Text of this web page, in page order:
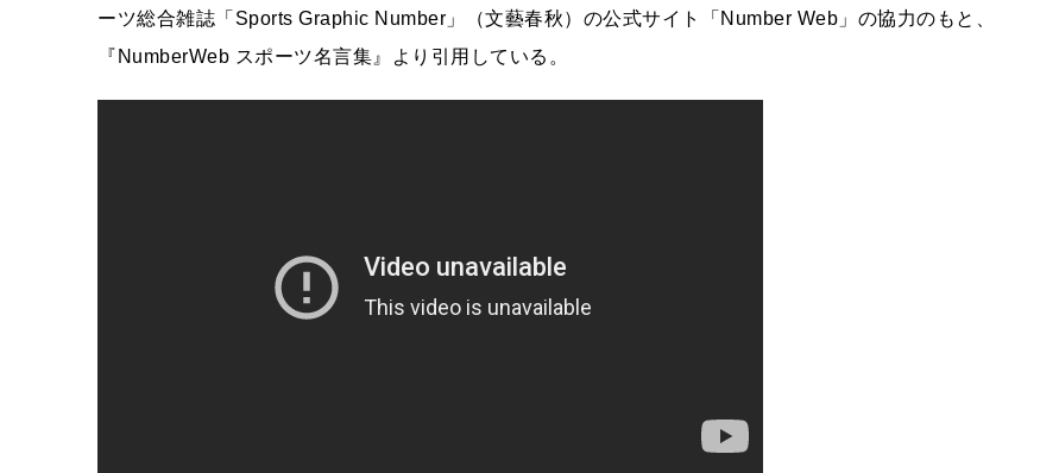
ーツ総合雑誌「Sports Graphic Number」（文藝春秋）の公式サイト「Number Web」の協力のもと、
『NumberWeb スポーツ名言集』より引用している。